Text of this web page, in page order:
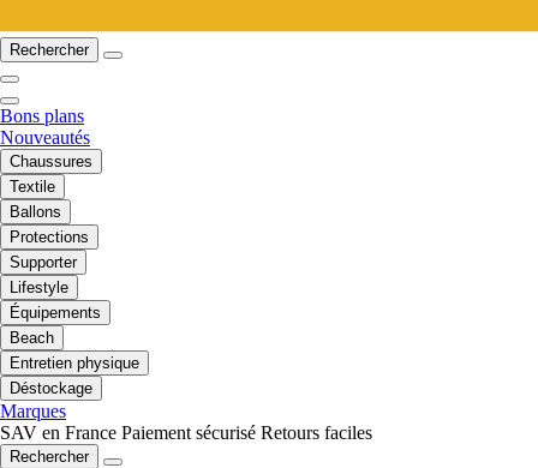
Rechercher
Bons plans
Nouveautés
Chaussures
Textile
Ballons
Protections
Supporter
Lifestyle
Équipements
Beach
Entretien physique
Déstockage
Marques
SAV en France Paiement sécurisé Retours faciles
Rechercher